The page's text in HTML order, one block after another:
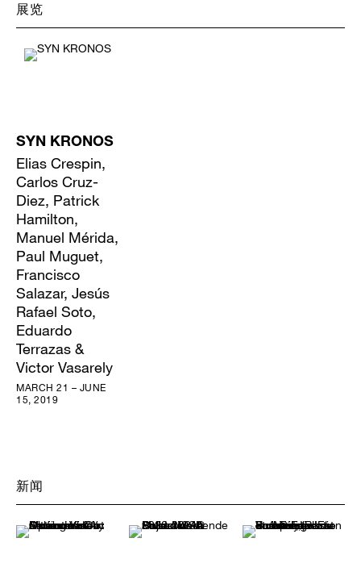
展览
SYN KRONOS
Elias Crespin,
Carlos Cruz-
Diez, Patrick
Hamilton,
Manuel Mérida,
Paul Muguet,
Francisco
Salazar, Jesús
Rafael Soto,
Eduardo
Terrazas &
Victor Vasarely
MARCH 21 – JUNE
15, 2019
新闻